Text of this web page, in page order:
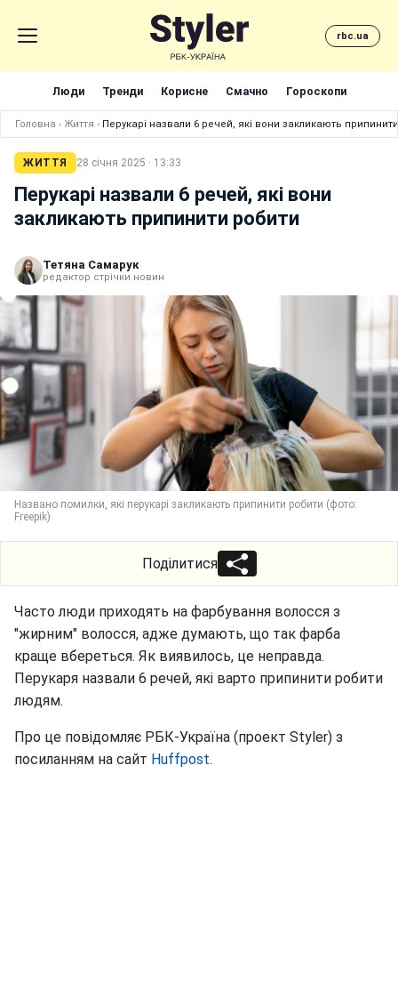
rbc.ua
Люди Тренди Корисне Смачно Гороскопи
Головна › Життя › Перукарі назвали 6 речей, які вони закликають
ЖИТТЯ 28 січня 2025 · 13:33
Перукарі назвали 6 речей, які вони
закликають припинити робити
Тетяна Самарук
редактор стрічки новин
Названо помилки, які перукарі закликають припинити робити (фото:
Freepik)
Поділитися
Часто люди приходять на фарбування волосся з
"жирним" волосся, адже думають, що так фарба
краще вбереться. Як виявилось, це неправда.
Перукаря назвали 6 речей, які варто припинити робити
людям.
Про це повідомляє РБК-Україна (проект Styler) з
посиланням на сайт Huffpost.